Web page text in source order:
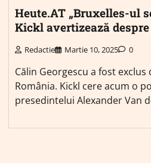
Heute.AT „Bruxelles-ul
Kickl avertizează despre
Redactie Martie 10, 2025 0
Călin Georgescu a fost
România. Kickl cere acum o
presedintelui Alexander Van